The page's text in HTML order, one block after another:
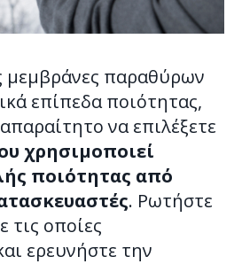
μεμβράνες παραθύρων
επίπεδα ποιότητας,
να επιλέξετε
χρησιμοποιεί
ποιότητας από
. Ρωτήστε
τις οποίες
ερευνήστε την